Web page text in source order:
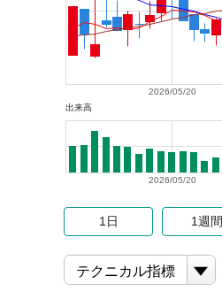
2026/05/20
出来高
2026/05/20
1日 1週間
テクニカル指標